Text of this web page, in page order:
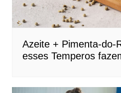
Azeite + Pimenta-do-
esses Temperos